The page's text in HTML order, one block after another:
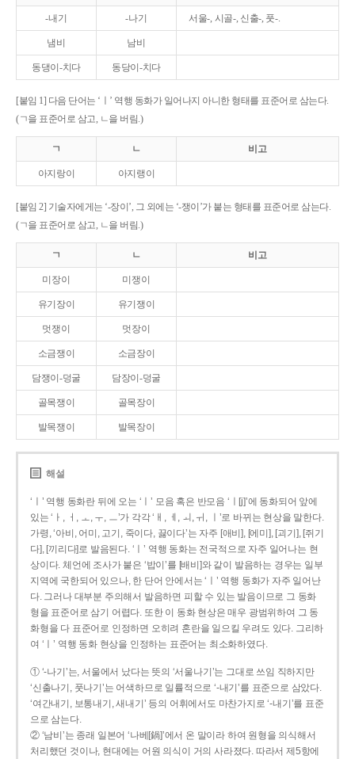
-내기 -나기 서울-, 시골-, 신출-, 풋-.
냄비 남비
동댕이-치다 동당이-치다
[붙임 1] 다음 단어는 ‘ㅣ’ 역행 동화가 일어나지 아니한 형태를 표준어로 삼는다.
(ㄱ을 표준어로 삼고, ㄴ을 버림.)
ㄱ ㄴ 비고
아지랑이 아지랭이
[붙임 2] 기술자에게는 ‘-장이’, 그 외에는 ‘-쟁이’가 붙는 형태를 표준어로 삼는다.
(ㄱ을 표준어로 삼고, ㄴ을 버림.)
ㄱ ㄴ 비고
미장이 미쟁이
유기장이 유기쟁이
멋쟁이 멋장이
소금쟁이 소금장이
담쟁이-덩굴 담장이-덩굴
골목쟁이 골목장이
발목쟁이 발목장이
해설
‘ㅣ’ 역행 동화란 뒤에 오는 ‘ㅣ’ 모음 혹은 반모음 ‘ㅣ[j]’에 동화되어 앞에
있는 ‘ㅏ, ㅓ, ㅗ, ㅜ, ㅡ’가 각각 ‘ㅐ, ㅔ, ㅚ, ㅟ, ㅣ’로 바뀌는 현상을 말한다.
가령, ‘아비, 어미, 고기, 죽이다, 끓이다’는 자주 [애비], [에미], [괴기], [쥐기
다], [끼리다]로 발음된다. ‘ㅣ’ 역행 동화는 전국적으로 자주 일어나는 현
상이다. 체언에 조사가 붙은 ‘밥이’를 [배비]와 같이 발음하는 경우는 일부
지역에 국한되어 있으나, 한 단어 안에서는 ‘ㅣ’ 역행 동화가 자주 일어난
다. 그러나 대부분 주의해서 발음하면 피할 수 있는 발음이므로 그 동화
형을 표준어로 삼기 어렵다. 또한 이 동화 현상은 매우 광범위하여 그 동
화형을 다 표준어로 인정하면 오히려 혼란을 일으킬 우려도 있다. 그리하
여 ‘ㅣ’ 역행 동화 현상을 인정하는 표준어는 최소화하였다.
① ‘-나기’는, 서울에서 났다는 뜻의 ‘서울나기’는 그대로 쓰임 직하지만
‘신출나기, 풋나기’는 어색하므로 일률적으로 ‘-내기’를 표준으로 삼았다.
‘여간내기, 보통내기, 새내기’ 등의 어휘에서도 마찬가지로 ‘-내기’를 표준
으로 삼는다.
② ‘남비’는 종래 일본어 ‘나베[鍋]’에서 온 말이라 하여 원형을 의식해서
처리했던 것이나, 현대에는 어원 의식이 거의 사라졌다. 따라서 제5항에